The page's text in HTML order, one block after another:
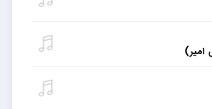
امیر)